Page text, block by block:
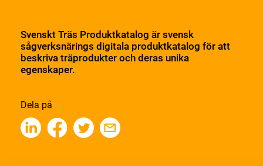
Svenskt Träs Produktkatalog är svensk
sågverksnärings digitala produktkatalog för att
beskriva träprodukter och deras unika
egenskaper.
Dela på